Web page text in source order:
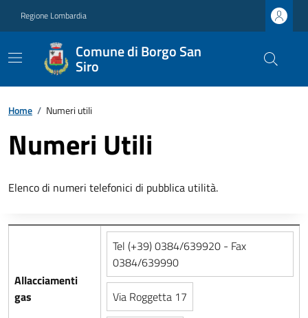
Regione Lombardia
Comune di Borgo San
Siro
Home / Numeri utili
Numeri Utili
Elenco di numeri telefonici di pubblica utilità.
Allacciamenti
gas
Tel (+39) 0384/639920 - Fax
0384/639990
Via Roggetta 17